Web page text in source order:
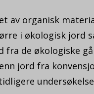
av organisk
i økologisk jord
fra de økologiske
jord fra